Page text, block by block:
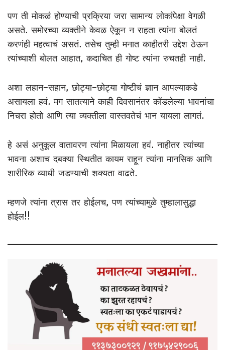
पण ती मोकळं होण्याची प्रक्रिया जरा सामान्य लोकांपेक्षा वेगळी
असते. समोरच्या व्यक्तीने केवळ ऐकून न राहता त्यांना बोलतं
करणंही महत्वाचं असतं. तसेच तुम्ही मनात काहीतरी उद्देश ठेऊन
त्यांच्याशी बोलत आहात, कदाचित ही गोष्ट त्यांना रुचतही नाही.
अशा लहान-सहान, छोट्या-छोट्या गोष्टीचं ज्ञान आपल्याकडे
असायला हवं. मग सातत्याने काही दिवसानंतर कोंडलेल्या भावनांचा
निचरा होतो आणि त्या व्यक्तीला वास्तवतेचं भान यायला लागतं.
हे असं अनुकूल वातावरण त्यांना मिळायला हवं. नाहीतर त्यांच्या
भावना अशाच दबक्या स्थितीत कायम राहून त्यांना मानसिक आणि
शारीरिक व्याधी जडण्याची शक्यता वाढते.
म्हणजे त्यांना त्रास तर होईलच, पण त्यांच्यामुळे तुम्हालासुद्धा
होईल!!